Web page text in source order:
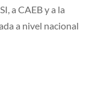
a CAEB y a la
a nivel nacional